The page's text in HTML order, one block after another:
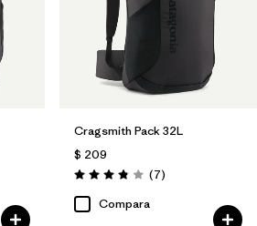
Cragsmith Pack 32L
$ 209
Valoración: 3.9 / 5
(7Comentarios
)
Compara